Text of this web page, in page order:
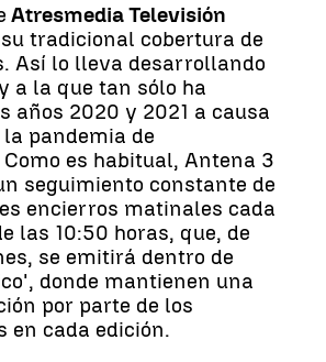
Atresmedia Televisión
tradicional cobertura de
Así lo lleva desarrollando
a la que tan sólo ha
años 2020 y 2021 a causa
pandemia de
es habitual, Antena 3
seguimiento constante de
encierros matinales cada
las 10:50 horas, que, de
se emitirá dentro de
donde mantienen una
por parte de los
en cada edición.